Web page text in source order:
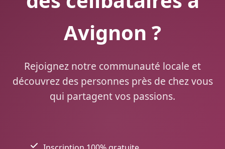
Avignon ?
Rejoignez notre communauté locale et
découvrez des personnes près de chez vous
qui partagent vos passions.